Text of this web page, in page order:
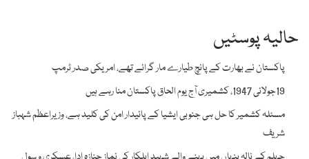
حالیہ پوسٹیں
پاکستان نے بھارت کے پانچ طیارے مار گرائے تھے، امریکی صدر ٹرمپ
19جولائی 1947، کشمیری آج یوم الحاق پاکستان منا رہے ہیں
مسئلہ کشمیر کا حل ہی جنوبی ایشیا کے پائیدار امن کی کلید ہے، وزیراعظم شہباز
شریف